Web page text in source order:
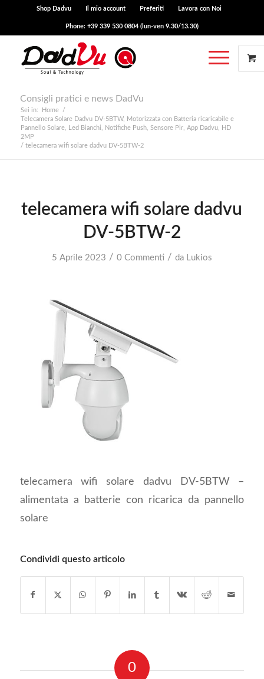
Shop Dadvu Il mio account Preferiti Lavora con Noi
Phone: +39 339 530 0804 (lun-ven 9.30/13.30)
Consigli pratici e news DadVu
Sei in: Home
/
Telecamera Solare Dadvu DV-5BTW, Motorizzata con Batteria ricaricabile e
Pannello Solare, Led Bianchi, Notifiche Push, Sensore Pir, App Dadvu, HD
2MP
/ telecamera wifi solare dadvu DV-5BTW-2
telecamera wifi solare dadvu
DV-5BTW-2
5 Aprile 2023 / 0 Commenti / da Lukios
telecamera wifi solare dadvu DV-5BTW –
alimentata a batterie con ricarica da pannello
solare
Condividi questo articolo
0